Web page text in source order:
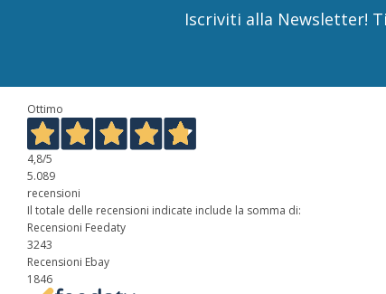
Iscriviti alla Newsletter!
Ottimo
4,8/5
5.089
recensioni
Il totale delle recensioni indicate include la somma di:
Recensioni Feedaty
3243
Recensioni Ebay
1846